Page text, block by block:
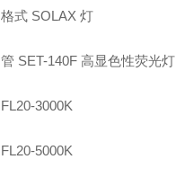
格式 SOLAX 灯
管 SET-140F 高显色性荧光灯
FL20-3000K
FL20-5000K